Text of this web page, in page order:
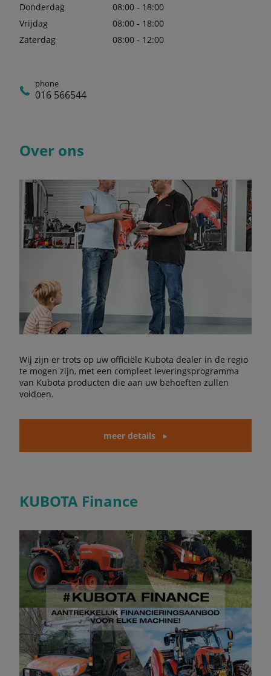
Donderdag
08:00 - 18:00
Vrijdag
08:00 - 18:00
Zaterdag
08:00 - 12:00
phone
016 566544
Over ons
Wij zijn er trots op uw officiële Kubota dealer in de regio
te mogen zijn, met een compleet leveringsprogramma
van Kubota producten die aan uw behoeften zullen
voldoen.
meer details
KUBOTA Finance